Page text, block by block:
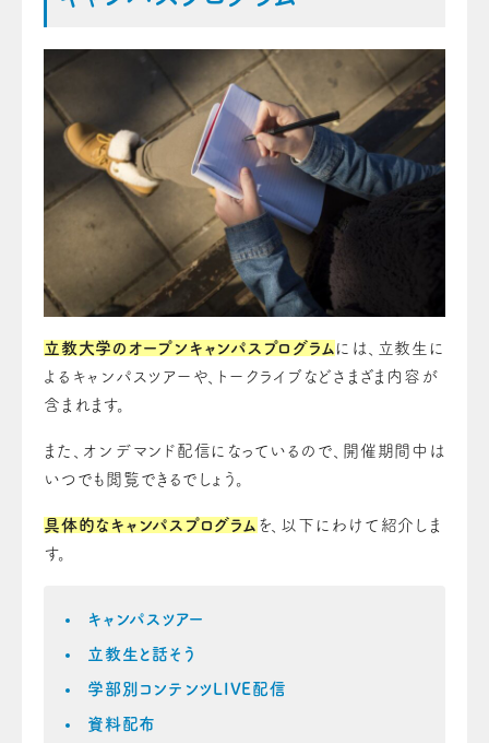
立教大学のオープンキャンパスプログラムには、立教生に
よるキャンパスツアーや、トークライブなどさまざま内容が
含まれます。
また、オンデマンド配信になっているので、開催期間中は
いつでも閲覧できるでしょう。
具体的なキャンパスプログラム を、以下にわけて紹介しま
す。
キャンパスツアー
立教生と話そう
学部別コンテンツLIVE配信
資料配布